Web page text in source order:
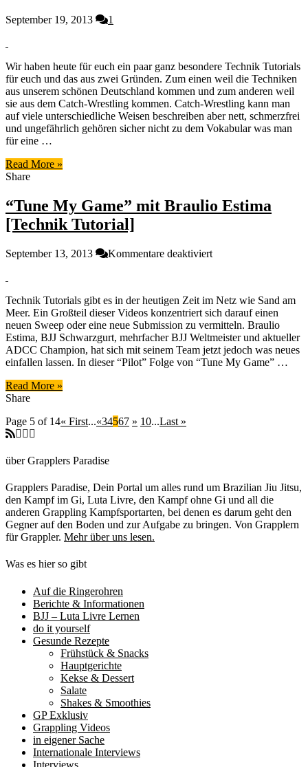
September 19, 2013 1
Wir haben heute für euch ein paar ganz besondere Technik Tutorials
für euch und das aus zwei Gründen. Zum einen weil die Techniken
aus unserem schönen Deutschland kommen und zum anderen weil
sie aus dem Catch-Wrestling kommen. Catch-Wrestling kann man
auf viele unterschiedliche Weisen beschreiben aber nett, schmerzfrei
und ungefährlich gehören sicher nicht zu dem Vokabular was man
für eine …
Read More »
Share
“Tune My Game” mit Braulio Estima
[Technik Tutorial]
September 13, 2013 Kommentare deaktiviertfür
mit
Braulio
Estima
[Technik
Tutorial]
Technik Tutorials gibt es in der heutigen Zeit im Netz wie Sand am
Meer. Ein Großteil dieser Videos konzentriert sich darauf einen
neuen Sweep oder eine neue Submission zu vermitteln. Braulio
Estima, BJJ Schwarzgurt, mehrfacher BJJ Weltmeister und aktueller
ADCC Champion, hat sich mit seinem Team jetzt jedoch was neues
einfallen lassen. In dieser “Pilot” Folge von “Tune My Game” …
Read More »
Share
Page 5 of 14« First...«34567 » 10...Last »
über Grapplers Paradise
Grapplers Paradise, Dein Portal um alles rund um Brazilian Jiu Jitsu,
den Kampf im Gi, Luta Livre, den Kampf ohne Gi und all die
anderen Grappling Kampfsportarten, bei denen es darum geht den
Gegner auf den Boden und zur Aufgabe zu bringen. Von Grapplern
für Grappler. Mehr über uns lesen.
Was es hier so gibt
Auf die Ringerohren
Berichte & Informationen
BJJ – Luta Livre Lernen
do it yourself
Gesunde Rezepte
Frühstück & Snacks
Hauptgerichte
Kekse & Dessert
Salate
Shakes & Smoothies
GP Exklusiv
Grappling Videos
in eigener Sache
Internationale Interviews
Interviews